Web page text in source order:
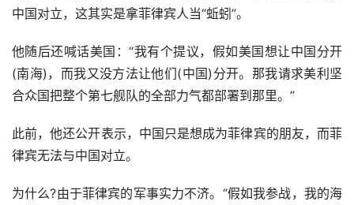
中国对立，这其实是拿菲律宾人当“蚯蚓”。
他随后还喊话美国：“我有个提议，假如美国想让中国分开
(南海)，而我又没方法让他们(中国)分开。那我请求美利坚
合众国把整个第七舰队的全部力气都部署到那里。”
此前，他还公开表示，中国只是想成为菲律宾的朋友，而菲
律宾无法与中国对立。
为什么?由于菲律宾的军事实力不济。“假如我参战，我的海